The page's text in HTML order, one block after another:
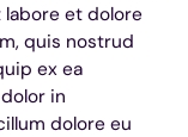
et dolore
quis nostrud
ex ea
in
dolore eu